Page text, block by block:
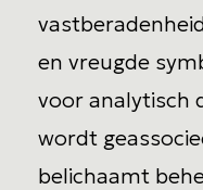
en vreugde
voor analytisch
wordt
belichaamt